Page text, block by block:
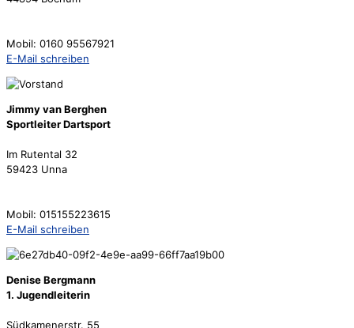
Mobil: 0160 95567921
E-Mail schreiben
Jimmy van Berghen
Sportleiter Dartsport
Im Rutental 32
59423 Unna
Mobil: 015155223615
E-Mail schreiben
Denise Bergmann
1. Jugendleiterin
Südkamenerstr. 55